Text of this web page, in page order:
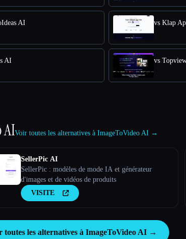
AI vs Klap
AI vs
AIVoir toutes les alternatives à ImageToVideo AI →
SellerPic AI
SellerPic : modèles de mode IA et générateur
d'images et de vidéos de produits
VISITE
toutes les alternatives à ImageToVideo AI →